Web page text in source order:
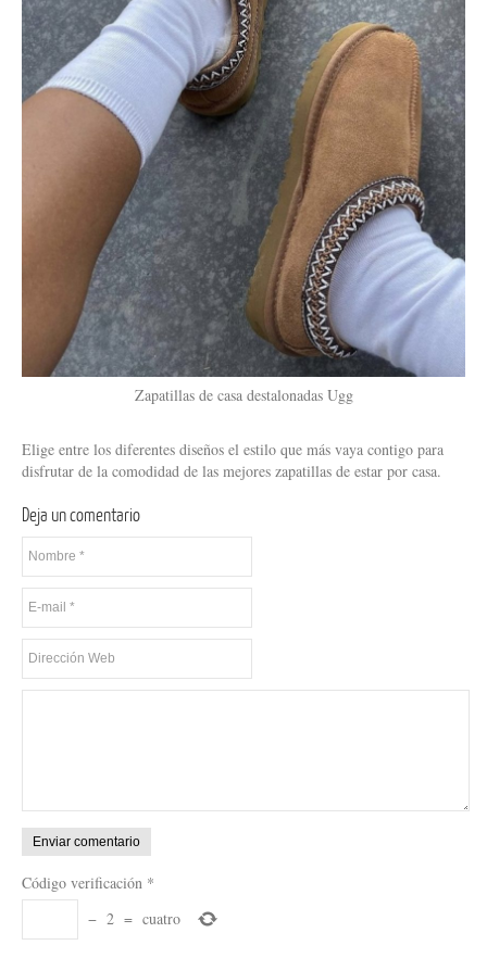
Zapatillas de casa destalonadas Ugg
Elige entre los diferentes diseños el estilo que más vaya contigo para
disfrutar de la comodidad de las mejores zapatillas de estar por casa.
Deja un comentario
Código verificación *
− 2 = cuatro